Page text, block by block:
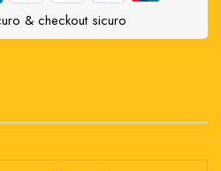
& checkout sicuro